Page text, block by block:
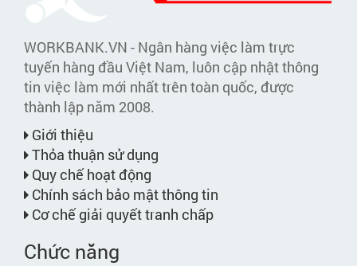
WORKBANK.VN - Ngân hàng việc làm trực
tuyến hàng đầu Việt Nam, luôn cập nhật thông
tin việc làm mới nhất trên toàn quốc, được
thành lập năm 2008.
Giới thiệu
Thỏa thuận sử dụng
Quy chế hoạt động
Chính sách bảo mật thông tin
Cơ chế giải quyết tranh chấp
Chức năng